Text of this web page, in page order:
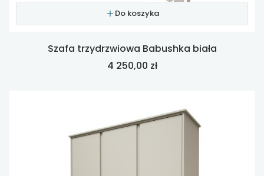
Do koszyka
Szafa trzydrzwiowa Babushka biała
Cena
4 250,00 zł